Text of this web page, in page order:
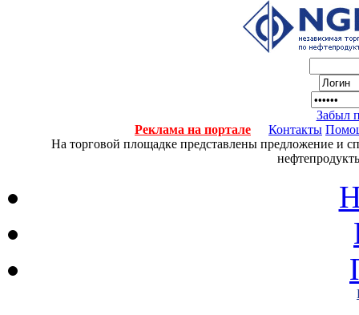
Забыл
Реклама на портале
Контакты
На торговой площадке представлены предложение и